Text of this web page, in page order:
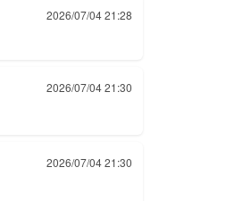
2026/07/04 21:28
2026/07/04 21:30
2026/07/04 21:30